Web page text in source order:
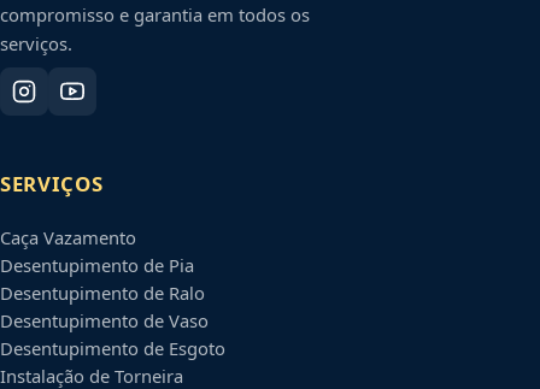
compromisso e garantia em todos os
serviços.
SERVIÇOS
Caça Vazamento
Desentupimento de Pia
Desentupimento de Ralo
Desentupimento de Vaso
Desentupimento de Esgoto
Instalação de Torneira